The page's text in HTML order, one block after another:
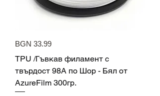
BGN 33.99
TPU /Гъвкав филамент с
твърдост 98A по Шор - Бял от
AzureFilm 300гр.